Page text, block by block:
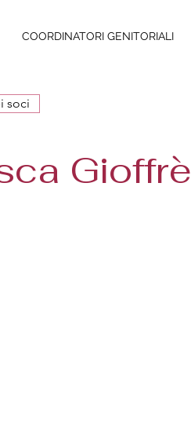
COORDINATORI GENITORIALI
soci
Gioffrè